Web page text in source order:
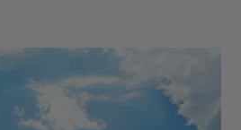
Votre voyage aux Maldives
avec une autre destination
Sri Lanka Maldives
Dubaï Maldives, pour rendre
exceptionnel. Nous pouvons